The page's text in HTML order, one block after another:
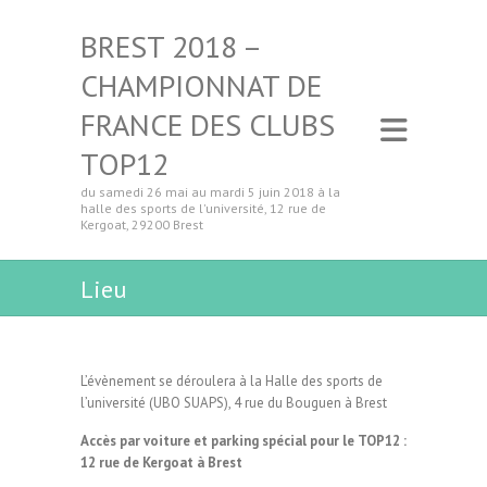
BREST 2018 –
CHAMPIONNAT DE
FRANCE DES CLUBS
TOP12
du samedi 26 mai au mardi 5 juin 2018 à la
halle des sports de l'université, 12 rue de
Kergoat, 29200 Brest
Lieu
L’évènement se déroulera à la Halle des sports de
l’université (UBO SUAPS), 4 rue du Bouguen à Brest
Accès par voiture et parking spécial pour le TOP12 :
12 rue de Kergoat à Brest